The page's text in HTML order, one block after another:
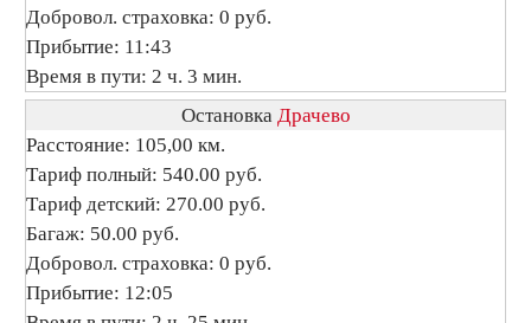
Добровол. страховка: 0 руб.
Прибытие: 11:43
Время в пути: 2 ч. 3 мин.
Остановка Драчево
Расстояние: 105,00 км.
Тариф полный: 540.00 руб.
Тариф детский: 270.00 руб.
Багаж: 50.00 руб.
Добровол. страховка: 0 руб.
Прибытие: 12:05